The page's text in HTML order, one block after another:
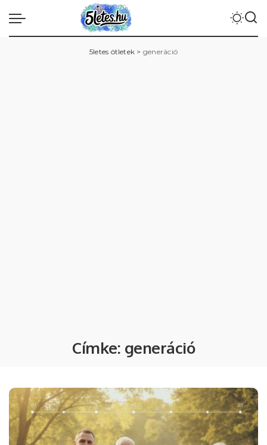
5letes ötletek > generáció
Címke: generáció